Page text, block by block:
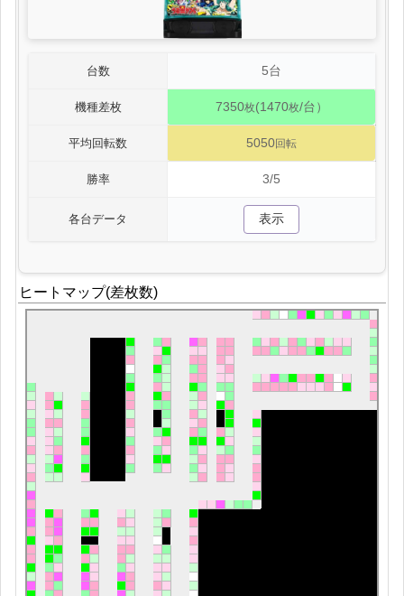
台数 5台
機種差枚 7350枚(1470枚/台）
平均回転数 5050回転
勝率 3/5
各台データ 表示
ヒートマップ(差枚数)